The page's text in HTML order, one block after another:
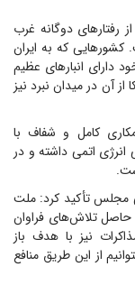
رفتارهای دوگانه غرب
کشورهایی که به ایران
انبارهای عظیم
آن در میدان نبرد نیز
کامل و شفاف با
انرژی اتمی داشته و در
تأکید کرد: ملت
حاصل تلاش‌های فراوان
نیز با هدف باز
از این طریق منافع